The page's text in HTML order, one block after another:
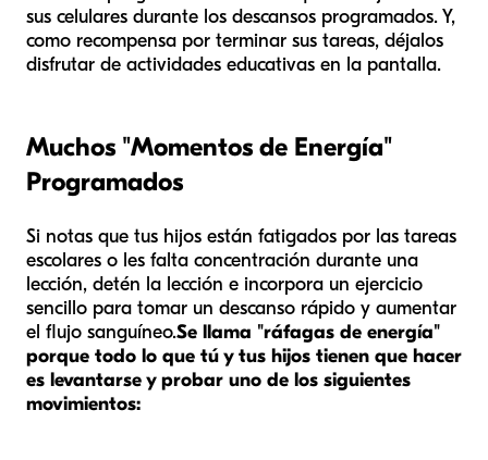
sus celulares durante los descansos programados. Y,
como recompensa por terminar sus tareas, déjalos
disfrutar de actividades educativas en la pantalla.
Muchos "Momentos de Energía"
Programados
Si notas que tus hijos están fatigados por las tareas
escolares o les falta concentración durante una
lección, detén la lección e incorpora un ejercicio
sencillo para tomar un descanso rápido y aumentar
el flujo sanguíneo.Se llama "ráfagas de energía"
porque todo lo que tú y tus hijos tienen que hacer
es levantarse y probar uno de los siguientes
movimientos: